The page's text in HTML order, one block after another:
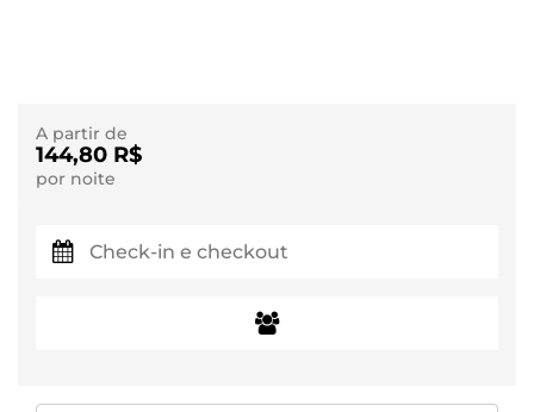
A partir de
144,80 R$
por noite